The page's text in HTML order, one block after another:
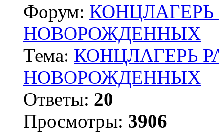
Форум:
НОВОРОЖДЕННЫХ
Тема: КОНЦЛАГЕРЬ
НОВОРОЖДЕННЫХ
Ответы: 20
Просмотры: 3906